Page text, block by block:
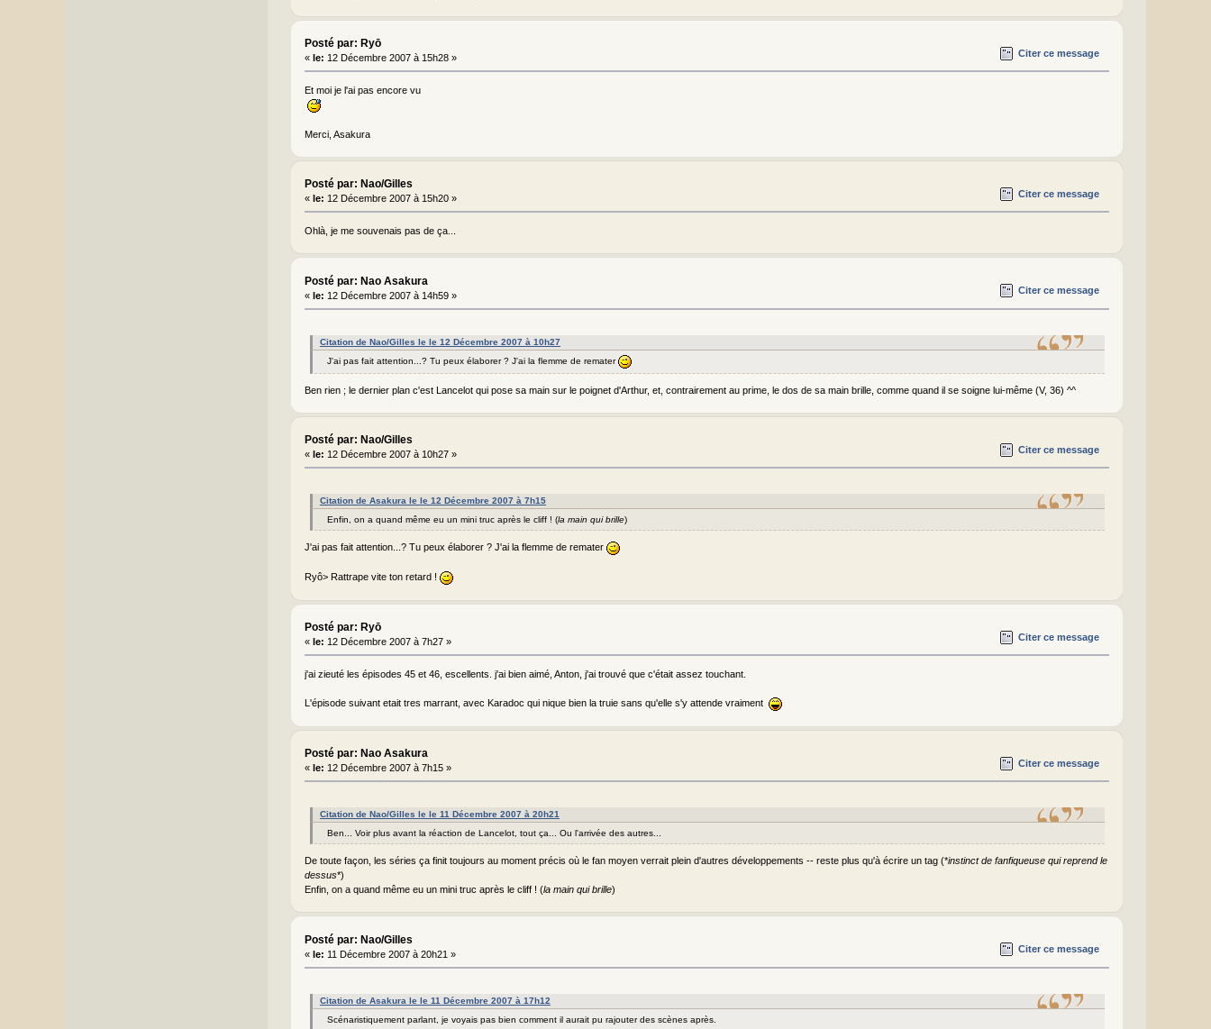
Posté par: Ryō
« le: 12 Décembre 2007 à 15h28 » Citer ce message
Et moi je l'ai pas encore vu
Merci, Asakura
Posté par: Nao/Gilles
« le: 12 Décembre 2007 à 15h20 » Citer ce message
Ohlà, je me souvenais pas de ça...
Posté par: Nao Asakura
« le: 12 Décembre 2007 à 14h59 » Citer ce message
Citation de Nao/Gilles le le 12 Décembre 2007 à 10h27
J'ai pas fait attention...? Tu peux élaborer ? J'ai la flemme de remater
Ben rien ; le dernier plan c'est Lancelot qui pose sa main sur le poignet d'Arthur, et, contrairement au prime, le dos de sa main brille, comme quand il se soigne lui-même (V, 36) ^^
Posté par: Nao/Gilles
« le: 12 Décembre 2007 à 10h27 » Citer ce message
Citation de Asakura le le 12 Décembre 2007 à 7h15
Enfin, on a quand même eu un mini truc après le cliff ! (la main qui brille)
J'ai pas fait attention...? Tu peux élaborer ? J'ai la flemme de remater
Ryô> Rattrape vite ton retard !
Posté par: Ryō
« le: 12 Décembre 2007 à 7h27 » Citer ce message
j'ai zieuté les épisodes 45 et 46, escellents. j'ai bien aimé, Anton, j'ai trouvé que c'était assez touchant.
L'épisode suivant etait tres marrant, avec Karadoc qui nique bien la truie sans qu'elle s'y attende vraiment
Posté par: Nao Asakura
« le: 12 Décembre 2007 à 7h15 » Citer ce message
Citation de Nao/Gilles le le 11 Décembre 2007 à 20h21
Ben... Voir plus avant la réaction de Lancelot, tout ça... Ou l'arrivée des autres...
De toute façon, les séries ça finit toujours au moment précis où le fan moyen verrait plein d'autres développements -- reste plus qu'à écrire un tag (*instinct de fanfiqueuse qui reprend le
dessus*)
Enfin, on a quand même eu un mini truc après le cliff ! (la main qui brille)
Posté par: Nao/Gilles
« le: 11 Décembre 2007 à 20h21 » Citer ce message
Citation de Asakura le le 11 Décembre 2007 à 17h12
Scénaristiquement parlant, je voyais pas bien comment il aurait pu rajouter des scènes après.